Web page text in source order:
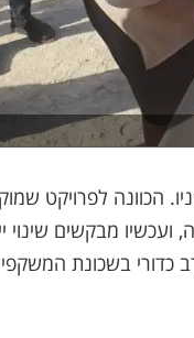
הכוונה לפרויקט
מבקשים שינוי
כדורי בשכונת